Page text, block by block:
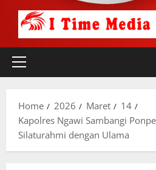
Primary
Home 2026 Maret
14
Kapolres Ngawi Sambangi
Silaturahmi dengan Ulama